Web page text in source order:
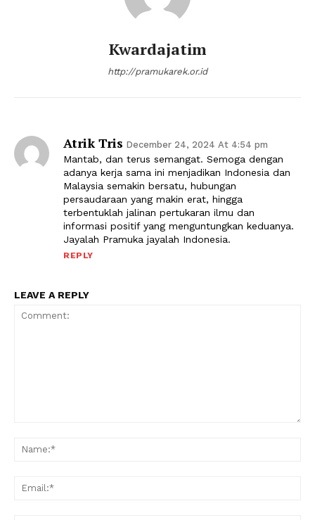
Kwardajatim
http://pramukarek.or.id
Atrik Tris December 24, 2024 At 4:54 pm
Mantab, dan terus semangat. Semoga dengan
adanya kerja sama ini menjadikan Indonesia dan
Malaysia semakin bersatu, hubungan
persaudaraan yang makin erat, hingga
terbentuklah jalinan pertukaran ilmu dan
informasi positif yang menguntungkan keduanya.
Jayalah Pramuka jayalah Indonesia.
REPLY
LEAVE A REPLY